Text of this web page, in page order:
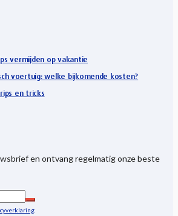
vermijden op vakantie
voertuig: welke bijkomende kosten?
en tricks
en ontvang regelmatig onze beste